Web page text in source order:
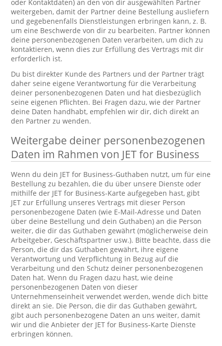
oder Kontaktdaten) an den von dir ausgewählten Partner
weitergeben, damit der Partner deine Bestellung ausliefern
und gegebenenfalls Dienstleistungen erbringen kann, z. B.
um eine Beschwerde von dir zu bearbeiten. Partner können
deine personenbezogenen Daten verarbeiten, um dich zu
kontaktieren, wenn dies zur Erfüllung des Vertrags mit dir
erforderlich ist.
Du bist direkter Kunde des Partners und der Partner trägt
daher seine eigene Verantwortung für die Verarbeitung
deiner personenbezogenen Daten und hat diesbezüglich
seine eigenen Pflichten. Bei Fragen dazu, wie der Partner
deine Daten handhabt, empfehlen wir dir, dich direkt an
den Partner zu wenden.
Weitergabe deiner personenbezogenen
Daten im Rahmen von JET for Business
Wenn du dein JET for Business-Guthaben nutzt, um für eine
Bestellung zu bezahlen, die du über unsere Dienste oder
mithilfe der JET for Business-Karte aufgegeben hast, gibt
JET zur Erfüllung unseres Vertrags mit dieser Person
personenbezogene Daten (wie E-Mail-Adresse und Daten
über deine Bestellung und dein Guthaben) an die Person
weiter, die dir das Guthaben gewährt (möglicherweise dein
Arbeitgeber, Geschäftspartner usw.). Bitte beachte, dass die
Person, die dir das Guthaben gewährt, ihre eigene
Verantwortung und Verpflichtung in Bezug auf die
Verarbeitung und den Schutz deiner personenbezogenen
Daten hat. Wenn du Fragen dazu hast, wie deine
personenbezogenen Daten von dieser
Unternehmenseinheit verwendet werden, wende dich bitte
direkt an sie. Die Person, die dir das Guthaben gewährt,
gibt auch personenbezogene Daten an uns weiter, damit
wir und die Anbieter der JET for Business-Karte Dienste
erbringen können.